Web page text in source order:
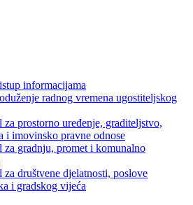
informacijama
radnog vremena ugostiteljskog
prostorno uređenje, graditeljstvo,
i imovinsko pravne odnose
za gradnju, promet i komunalno
društvene djelatnosti, poslove
i gradskog vijeća